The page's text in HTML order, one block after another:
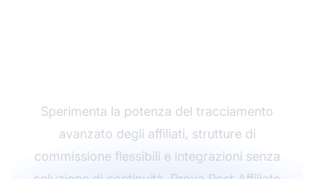
Sperimenta la potenza del tracciamento
avanzato degli affiliati, strutture di
commissione flessibili e integrazioni senza